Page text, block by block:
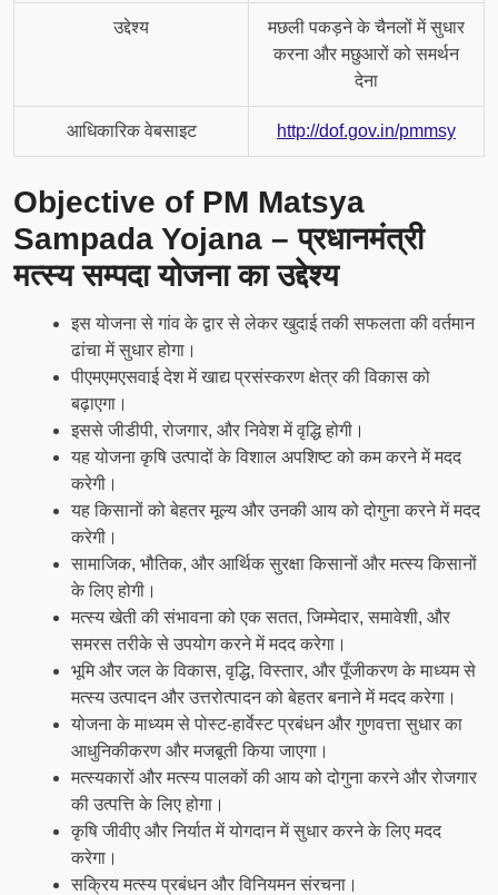
उद्देश्य
मछली पकड़ने के चैनलों में सुधार
करना और मछुआरों को समर्थन
देना
आधिकारिक वेबसाइट http://dof.gov.in/pmmsy
Objective of PM Matsya
Sampada Yojana – प्रधानमंत्री
मत्स्य सम्पदा योजना का उद्देश्य
इस योजना से गांव के द्वार से लेकर खुदाई तकी सफलता की वर्तमान
ढांचा में सुधार होगा।
पीएमएमएसवाई देश में खाद्य प्रसंस्करण क्षेत्र की विकास को
बढ़ाएगा।
इससे जीडीपी, रोजगार, और निवेश में वृद्धि होगी।
यह योजना कृषि उत्पादों के विशाल अपशिष्ट को कम करने में मदद
करेगी।
यह किसानों को बेहतर मूल्य और उनकी आय को दोगुना करने में मदद
करेगी।
सामाजिक, भौतिक, और आर्थिक सुरक्षा किसानों और मत्स्य किसानों
के लिए होगी।
मत्स्य खेती की संभावना को एक सतत, जिम्मेदार, समावेशी, और
समरस तरीके से उपयोग करने में मदद करेगा।
भूमि और जल के विकास, वृद्धि, विस्तार, और पूँजीकरण के माध्यम से
मत्स्य उत्पादन और उत्तरोत्पादन को बेहतर बनाने में मदद करेगा।
योजना के माध्यम से पोस्ट-हार्वेस्ट प्रबंधन और गुणवत्ता सुधार का
आधुनिकीकरण और मजबूती किया जाएगा।
मत्स्यकारों और मत्स्य पालकों की आय को दोगुना करने और रोजगार
की उत्पत्ति के लिए होगा।
कृषि जीवीए और निर्यात में योगदान में सुधार करने के लिए मदद
करेगा।
सक्रिय मत्स्य प्रबंधन और विनियमन संरचना।